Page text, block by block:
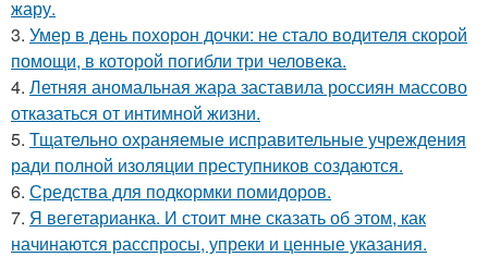
жару.
3. Умер в день похорон дочки: не стало водителя скорой
помощи, в которой погибли три человека.
4. Летняя аномальная жара заставила россиян массово
отказаться от интимной жизни.
5. Тщательно охраняемые исправительные учреждения
ради полной изоляции преступников создаются.
6. Средства для подкормки помидоров.
7. Я вегетарианка. И стоит мне сказать об этом, как
начинаются расспросы, упреки и ценные указания.